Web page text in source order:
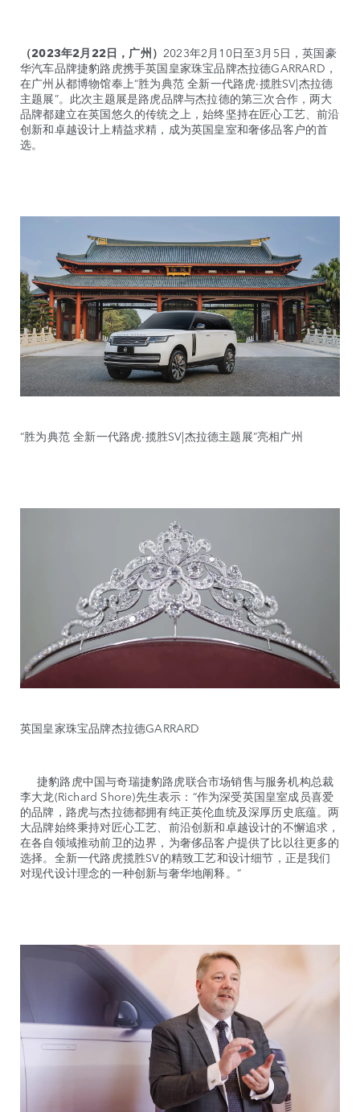
（2023年2月22日，广州） 2023年2月10日至3月5日，英国豪
华汽车品牌捷豹路虎携手英国皇家珠宝品牌杰拉德GARRARD，
在广州从都博物馆奉上“胜为典范 全新一代路虎·揽胜SV|杰拉德
主题展”。此次主题展是路虎品牌与杰拉德的第三次合作，两大
品牌都建立在英国悠久的传统之上，始终坚持在匠心工艺、前沿
创新和卓越设计上精益求精，成为英国皇室和奢侈品客户的首
选。
“胜为典范 全新一代路虎·揽胜SV|杰拉德主题展”亮相广州
英国皇家珠宝品牌杰拉德GARRARD
捷豹路虎中国与奇瑞捷豹路虎联合市场销售与服务机构总裁
李大龙(Richard Shore)先生表示：“作为深受英国皇室成员喜爱
的品牌，路虎与杰拉德都拥有纯正英伦血统及深厚历史底蕴。两
大品牌始终秉持对匠心工艺、前沿创新和卓越设计的不懈追求，
在各自领域推动前卫的边界，为奢侈品客户提供了比以往更多的
选择。全新一代路虎揽胜SV的精致工艺和设计细节，正是我们
对现代设计理念的一种创新与奢华地阐释。”